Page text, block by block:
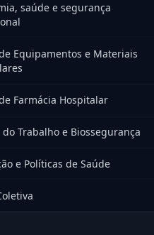
saúde e segurança
Equipamentos e Materiais
Farmácia Hospitalar
Trabalho e Biossegurança
e Políticas de Saúde